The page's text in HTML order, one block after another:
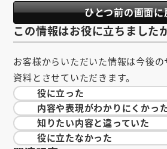
ひとつ前の画面に
この情報はお役に立ちました
お客様からいただいた情報は今後
資料とさせていただきます。
役に立った
内容や表現がわかりにくかっ
知りたい内容と違っていた
役に立たなかった